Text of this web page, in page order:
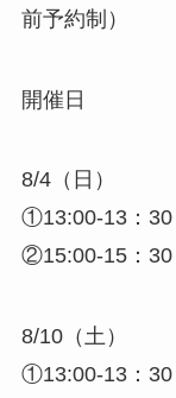
前予約制）
開催日
8/4（日）
①13:00-13：
②15:00-15：30
8/10（土）
①13:00-13：